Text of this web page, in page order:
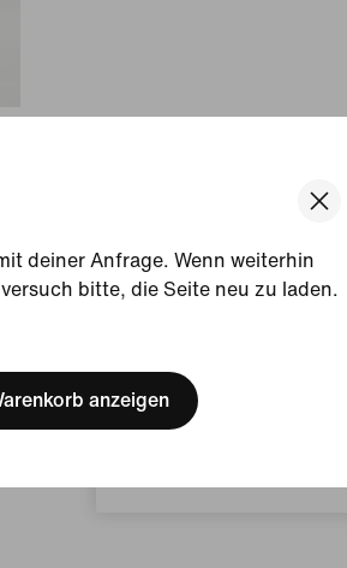
We think you are in
Update your location?
deiner Anfrage. Wenn weiterhin
bitte, die Seite neu zu laden.
anzeigen